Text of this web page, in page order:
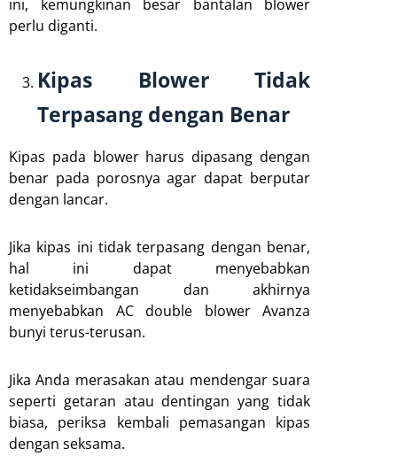
ini, kemungkinan besar bantalan blower
perlu diganti.
Kipas Blower Tidak
Terpasang dengan Benar
Kipas pada blower harus dipasang dengan
benar pada porosnya agar dapat berputar
dengan lancar.
Jika kipas ini tidak terpasang dengan benar,
hal ini dapat menyebabkan
ketidakseimbangan dan akhirnya
menyebabkan AC double blower Avanza
bunyi terus-terusan.
Jika Anda merasakan atau mendengar suara
seperti getaran atau dentingan yang tidak
biasa, periksa kembali pemasangan kipas
dengan seksama.